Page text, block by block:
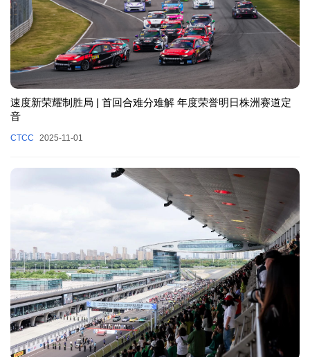
速度新荣耀制胜局 | 首回合难分难解 年度荣誉明日株洲赛道定
音
CTCC 2025-11-01